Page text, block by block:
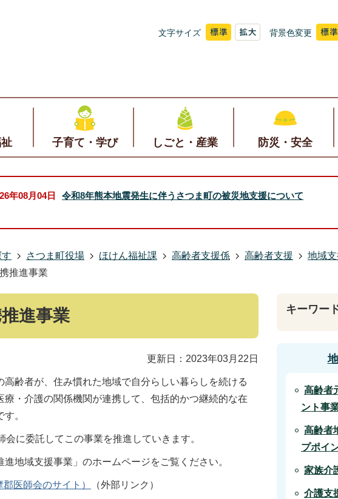
文字サイズ 背景色変更
子育て・学び しごと・産業 防災・安全
年08月04日 令和8年熊本地震発生に伴うさつま町の被災地支援について
さつま町役場 ほけん福祉課 高齢者支援係 高齢者支援
地域
推進事業
進事業
更新日：2023年03月22日
齢者が、住み慣れた地域で自分らしい暮らしを続ける
・介護の関係機関が連携して、包括的かつ継続的な在
。
に委託してこの事業を推進していきます。
地域支援事業」のホームページをご覧ください。
医師会のサイト） （外部リンク）
キーワー
高齢者
ント事
高齢者
プポイ
家族介
介護支